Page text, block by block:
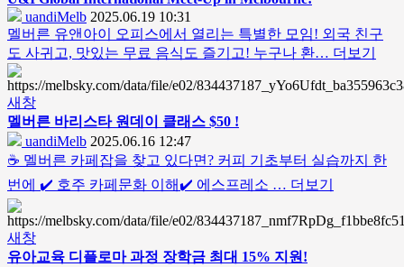
uandiMelb 2025.06.19 10:31
멜버른 유앤아이 오피스에서 열리는 특별한 모임! 외국 친구
도 사귀고, 맛있는 무료 음식도 즐기고! 누구나 환… 더보기
새창
멜버른 바리스타 원데이 클래스 $50 !
uandiMelb 2025.06.16 12:47
☕️ 멜버른 카페잡을 찾고 있다면? 커피 기초부터 실습까지 한
번에 ✔️ 호주 카페문화 이해✔️ 에스프레소 … 더보기
새창
유아교육 디플로마 과정 장학금 최대 15% 지원!